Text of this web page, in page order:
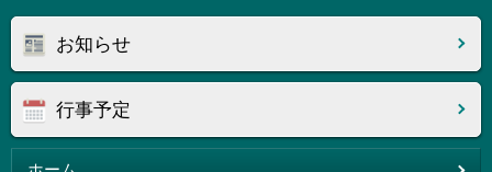
お知らせ
行事予定